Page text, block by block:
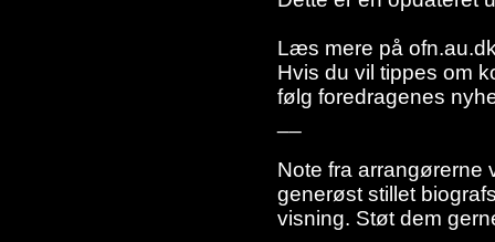
Læs mere på
Hvis du vil tippes om
følg foredragenes
Note fra arrangørerne
generøst stillet
visning. Støt dem